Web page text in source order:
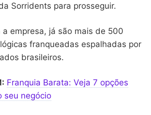
Sorridents para prosseguir.
a empresa, já são mais de 500
franqueadas espalhadas por
brasileiros.
Franquia Barata: Veja 7 opções
seu negócio